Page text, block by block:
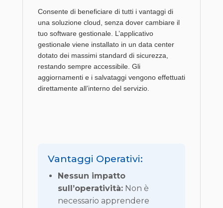
Consente di beneficiare di tutti i vantaggi di
una soluzione cloud, senza dover cambiare il
tuo software gestionale. L’applicativo
gestionale viene installato in un data center
dotato dei massimi standard di sicurezza,
restando sempre accessibile. Gli
aggiornamenti e i salvataggi vengono effettuati
direttamente all’interno del servizio.
Vantaggi Operativi:
Nessun impatto
sull’operatività: Non è
necessario apprendere